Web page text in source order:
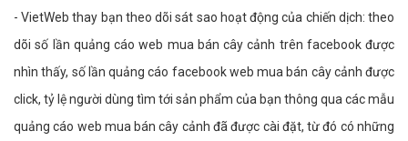
- VietWeb thay bạn theo dõi sát sao hoạt động của chiến dịch: theo
dõi số lần quảng cáo web mua bán cây cảnh trên facebook được
nhìn thấy, số lần quảng cáo facebook web mua bán cây cảnh được
click, tỷ lệ người dùng tìm tới sản phẩm của bạn thông qua các mẫu
quảng cáo web mua bán cây cảnh đã được cài đặt, từ đó có những